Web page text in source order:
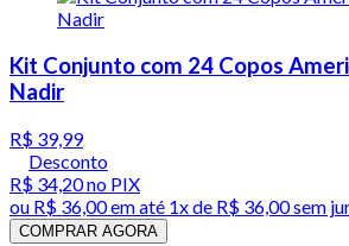
Kit Conjunto com 24 Copos
Nadir
R$ 39,99
Desconto
R$ 34,20no PIX
ou R$ 36,00em até 1x de R$ 36,00sem
COMPRAR AGORA